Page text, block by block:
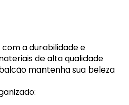
a durabilidade e
de alta qualidade
mantenha sua beleza